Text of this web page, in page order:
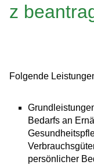
z
Folgende
Bedarfs an
persönlicher